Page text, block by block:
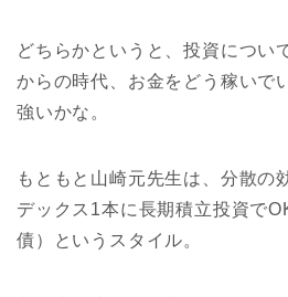
どちらかというと、投資につい
からの時代、お金をどう稼いで
強いかな。
もともと山崎元先生は、分散の
デックス1本に長期積立投資で
債）というスタイル。